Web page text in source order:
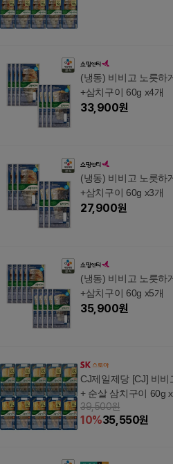
(냉동) 비비고 노릇하
+삼치구이 60g x4개
33,900원
(냉동) 비비고 노릇하
+삼치구이 60g x3개
27,900원
(냉동) 비비고 노릇하
+삼치구이 60g x5개
35,900원
CJ제일제당 [CJ] 비
+ 순살 삼치구이 60g
39,500원
10%35,550원